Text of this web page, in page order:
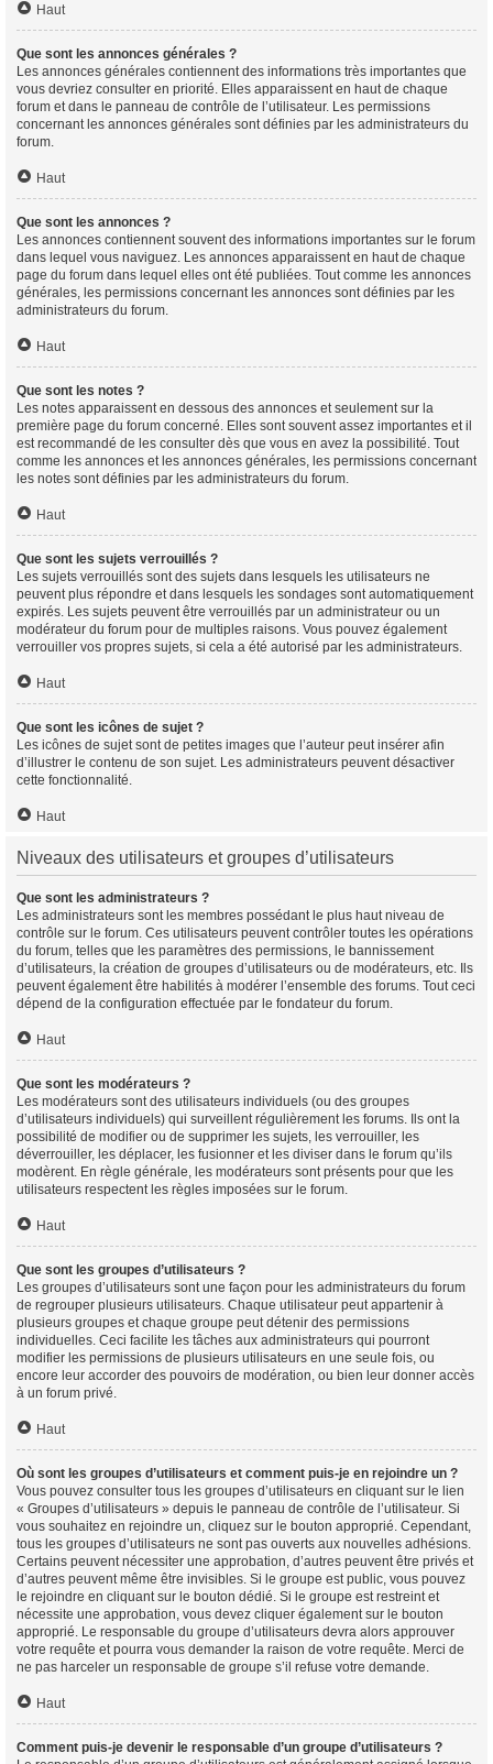
Haut
Que sont les annonces générales ?
Les annonces générales contiennent des informations très importantes que
vous devriez consulter en priorité. Elles apparaissent en haut de chaque
forum et dans le panneau de contrôle de l’utilisateur. Les permissions
concernant les annonces générales sont définies par les administrateurs du
forum.
Haut
Que sont les annonces ?
Les annonces contiennent souvent des informations importantes sur le forum
dans lequel vous naviguez. Les annonces apparaissent en haut de chaque
page du forum dans lequel elles ont été publiées. Tout comme les annonces
générales, les permissions concernant les annonces sont définies par les
administrateurs du forum.
Haut
Que sont les notes ?
Les notes apparaissent en dessous des annonces et seulement sur la
première page du forum concerné. Elles sont souvent assez importantes et il
est recommandé de les consulter dès que vous en avez la possibilité. Tout
comme les annonces et les annonces générales, les permissions concernant
les notes sont définies par les administrateurs du forum.
Haut
Que sont les sujets verrouillés ?
Les sujets verrouillés sont des sujets dans lesquels les utilisateurs ne
peuvent plus répondre et dans lesquels les sondages sont automatiquement
expirés. Les sujets peuvent être verrouillés par un administrateur ou un
modérateur du forum pour de multiples raisons. Vous pouvez également
verrouiller vos propres sujets, si cela a été autorisé par les administrateurs.
Haut
Que sont les icônes de sujet ?
Les icônes de sujet sont de petites images que l’auteur peut insérer afin
d’illustrer le contenu de son sujet. Les administrateurs peuvent désactiver
cette fonctionnalité.
Haut
Niveaux des utilisateurs et groupes d’utilisateurs
Que sont les administrateurs ?
Les administrateurs sont les membres possédant le plus haut niveau de
contrôle sur le forum. Ces utilisateurs peuvent contrôler toutes les opérations
du forum, telles que les paramètres des permissions, le bannissement
d’utilisateurs, la création de groupes d’utilisateurs ou de modérateurs, etc. Ils
peuvent également être habilités à modérer l’ensemble des forums. Tout ceci
dépend de la configuration effectuée par le fondateur du forum.
Haut
Que sont les modérateurs ?
Les modérateurs sont des utilisateurs individuels (ou des groupes
d’utilisateurs individuels) qui surveillent régulièrement les forums. Ils ont la
possibilité de modifier ou de supprimer les sujets, les verrouiller, les
déverrouiller, les déplacer, les fusionner et les diviser dans le forum qu’ils
modèrent. En règle générale, les modérateurs sont présents pour que les
utilisateurs respectent les règles imposées sur le forum.
Haut
Que sont les groupes d’utilisateurs ?
Les groupes d’utilisateurs sont une façon pour les administrateurs du forum
de regrouper plusieurs utilisateurs. Chaque utilisateur peut appartenir à
plusieurs groupes et chaque groupe peut détenir des permissions
individuelles. Ceci facilite les tâches aux administrateurs qui pourront
modifier les permissions de plusieurs utilisateurs en une seule fois, ou
encore leur accorder des pouvoirs de modération, ou bien leur donner accès
à un forum privé.
Haut
Où sont les groupes d’utilisateurs et comment puis-je en rejoindre un ?
Vous pouvez consulter tous les groupes d’utilisateurs en cliquant sur le lien
« Groupes d’utilisateurs » depuis le panneau de contrôle de l’utilisateur. Si
vous souhaitez en rejoindre un, cliquez sur le bouton approprié. Cependant,
tous les groupes d’utilisateurs ne sont pas ouverts aux nouvelles adhésions.
Certains peuvent nécessiter une approbation, d’autres peuvent être privés et
d’autres peuvent même être invisibles. Si le groupe est public, vous pouvez
le rejoindre en cliquant sur le bouton dédié. Si le groupe est restreint et
nécessite une approbation, vous devez cliquer également sur le bouton
approprié. Le responsable du groupe d’utilisateurs devra alors approuver
votre requête et pourra vous demander la raison de votre requête. Merci de
ne pas harceler un responsable de groupe s’il refuse votre demande.
Haut
Comment puis-je devenir le responsable d’un groupe d’utilisateurs ?